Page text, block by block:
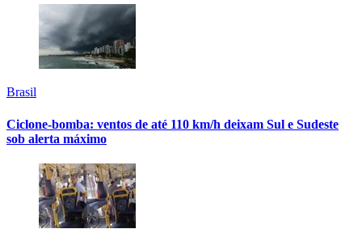
Brasil
Ciclone-bomba: ventos de até 110 km/h deixam Sul e Sudeste
sob alerta máximo